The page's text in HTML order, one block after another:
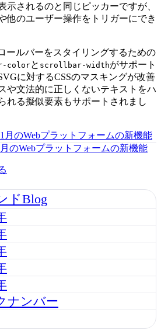
示されるのと同じピッカーですが、
他のユーザー操作をトリガーにでき
ールバーをスタイリングするための
colorと scrollbar-widthがサポート
に対するCSSのマスキングが改善
や文法的に正しくないテキストをハ
れる擬似要素もサポートされまし
月のWebプラットフォームの新機能
のWebプラットフォームの新機能
ドBlog
ナンバー